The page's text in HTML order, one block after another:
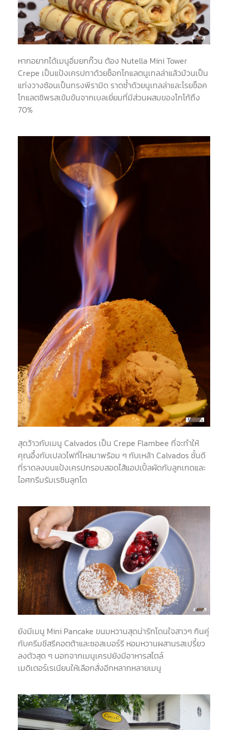
หากอยากได้เมนูอิ่มยกก๊วน ต้อง Nutella Mini Tower
Crepe เป็นแป้งเครปทาด้วยช็อกโกแลตนูเทลล่าแล้วม้วนเป็น
แท่งวางซ้อนเป็นทรงพีรามิด ราดซ้ำด้วยนูเทลล่าและโรยช็อค
โกแลตชิพรสเข้มข้นจากเบลเยี่ยมที่มีส่วนผสมของโกโก้ถึง
70%
สุดว้าวกับเมนู Calvados เป็น Crepe Flambee ที่จะทำให้
คุณอึ้งกับเปลวไฟที่ไหลมาพร้อม ๆ กับเหล้า Calvados ชั้นดี
ที่ราดลงบนแป้งเครปกรอบสอดไส้แอปเปิ้ลผัดกับลูกเกดและ
ไอศกรีมรัมเรซินลูกโต
ยังมีเมนู Mini Pancake ขนมหวานสุดน่ารักโดนใจสาวๆ กินคู่
กับครีมชีสรีคอตต้าและซอสเบอร์รี หอมหวานผสานรสเปรี้ยว
ลงตัวสุด ๆ นอกจากเมนูเครปยังมีอาหารสไตล์
เมดิเตอร์เรเนียนให้เลือกสั่งอีกหลากหลายเมนู